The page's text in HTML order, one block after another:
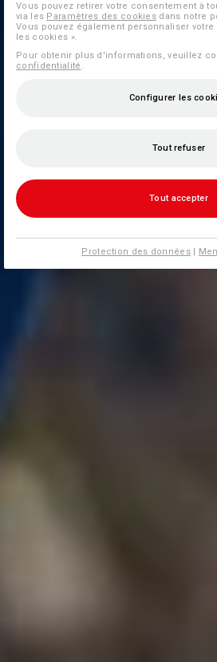
Vous pouvez retirer votre consentement à
via les Paramètres des cookies dans notre
Vous pouvez également personnaliser
les cookies ».
Pour obtenir plus d'informations, veuillez
confidentialité .
Configurer les
Tout refuser
Tout accepter
Protection des données|